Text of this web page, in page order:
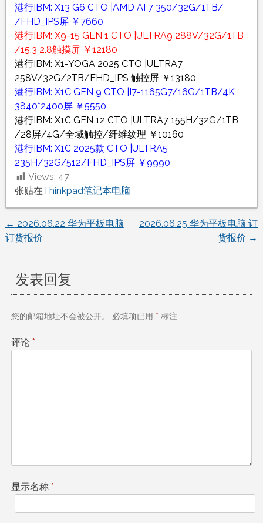
港行IBM: X13 G6 CTO |AMD AI 7 350/32G/1TB/
/FHD_IPS屏 ￥7660
港行IBM: X9-15 GEN 1 CTO |ULTRA9 288V/32G/1TB
/15.3 2.8触摸屏 ￥12180
港行IBM: X1-YOGA 2025 CTO |ULTRA7
258V/32G/2TB/FHD_IPS 触控屏 ￥13180
港行IBM: X1C GEN 9 CTO |I7-1165G7/16G/1TB/4K
3840*2400屏 ￥5550
港行IBM: X1C GEN 12 CTO |ULTRA7 155H/32G/1TB
/28屏/4G/全域触控/纤维纹理 ￥10160
港行IBM: X1C 2025款 CTO |ULTRA5
235H/32G/512/FHD_IPS屏 ￥9990
Views: 47
张贴在Thinkpad笔记本电脑
文
导
航
← 2026.06.22 华为平板电脑
订货报价
2026.06.25 华为平板电脑 订
货报价 →
发表回复
您的邮箱地址不会被公开。 必填项已用 * 标注
评论 *
显示名称 *